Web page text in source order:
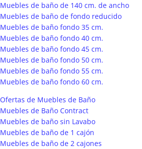
Muebles de baño de 140 cm. de ancho
Muebles de baño de fondo reducido
Muebles de baño fondo 35 cm.
Muebles de baño fondo 40 cm.
Muebles de baño fondo 45 cm.
Muebles de baño fondo 50 cm.
Muebles de baño fondo 55 cm.
Muebles de baño fondo 60 cm.
Ofertas de Muebles de Baño
Muebles de Baño Contract
Muebles de baño sin Lavabo
Muebles de baño de 1 cajón
Muebles de baño de 2 cajones